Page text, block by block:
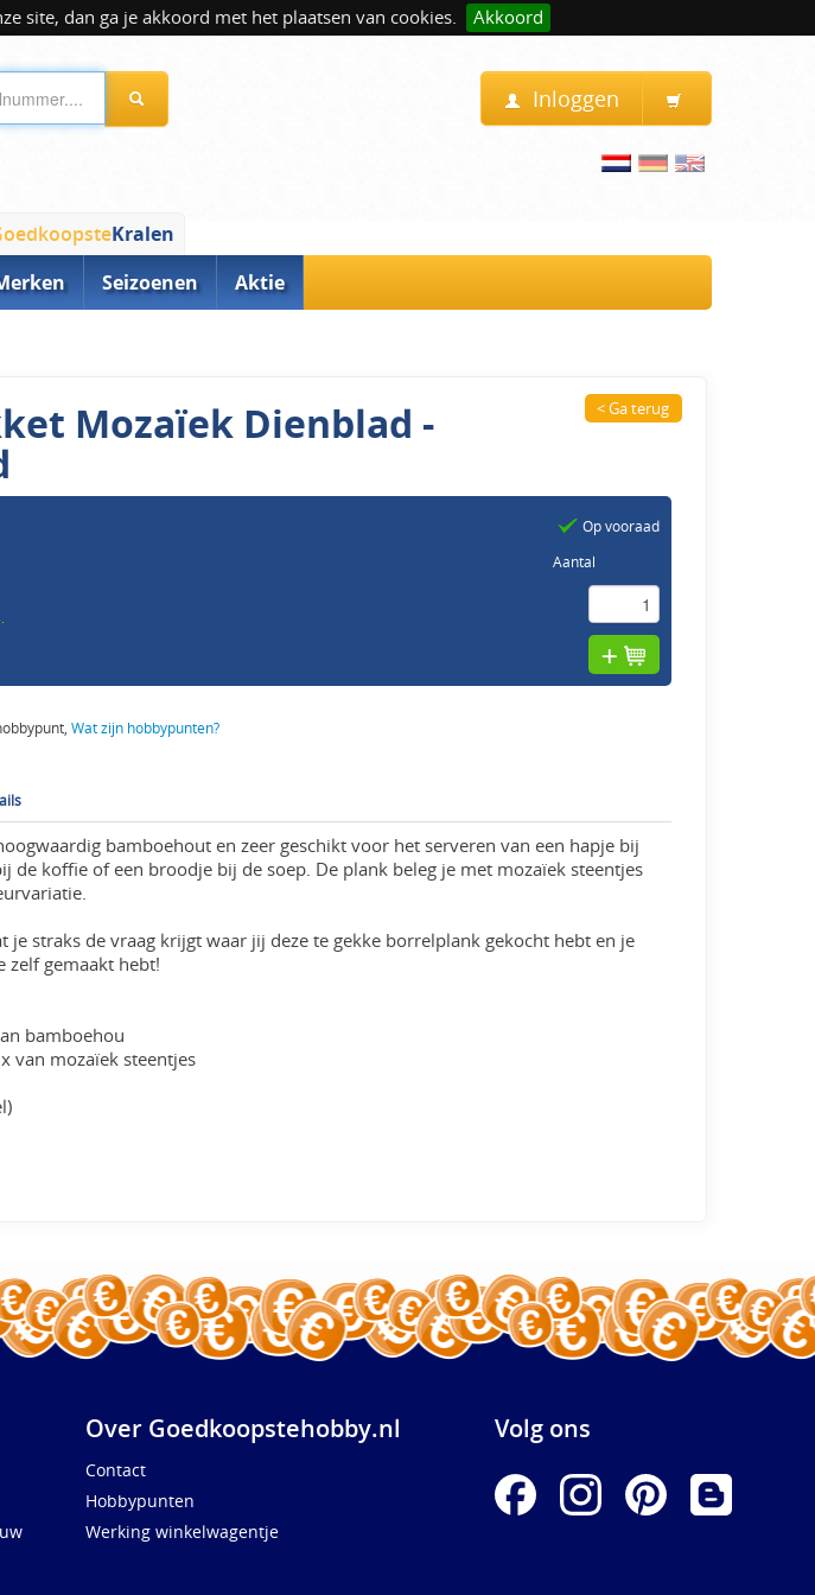
site, dan ga je akkoord met het plaatsen van cookies. Akkoord
Inloggen
Kralen
Seizoenen Aktie
Mozaïek Dienblad - < Ga terug
Op vooraad
Aantal
Wat zijn hobbypunten?
bamboehout en zeer geschikt voor het serveren van een hapje bij
de koffie of een broodje bij de soep. De plank beleg je met mozaïek steentjes
je straks de vraag krijgt waar jij deze te gekke borrelplank gekocht hebt en je
zelf gemaakt hebt!
bamboehou
van mozaïek steentjes
Over Goedkoopstehobby.nl
Contact
Hobbypunten
Werking winkelwagentje
Volg ons